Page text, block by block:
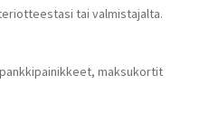
tai valmistajalta.
maksukortit